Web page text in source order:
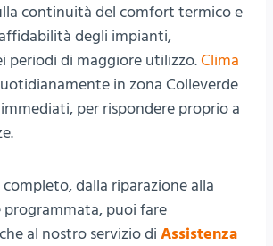
continuità del comfort termico e
degli impianti,
periodi di maggiore utilizzo.Clima
in zona Colleverde
per rispondere proprio a
completo, dalla riparazione alla
puoi fare
al nostro servizio di Assistenza